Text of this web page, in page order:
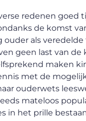
redenen goed
de komst
ouder als veredelde
geen last van de
maken
met de
ouderwets
mateloos
in het prille